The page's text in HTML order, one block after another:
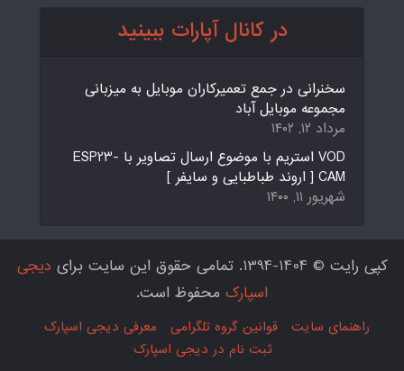
در کانال آپارات ببینید
سخنرانی در جمع تعمیرکاران موبایل به میزبانی
مجموعه موبایل آباد
مرداد ۱۲, ۱۴۰۲
VOD استریم با موضوع ارسال تصاویر با ESP23-
CAM [ اروند طباطبایی و سایفر ]
شهریور ۱۱, ۱۴۰۰
کپی رایت © 1404-1394. تمامی حقوق این سایت برای
دیجی
اسپارک محفوظ است.
راهنمای سایت قوانین گروه تلگرامی
معرفی دیجی اسپارک
ثبت نام در دیجی اسپارک